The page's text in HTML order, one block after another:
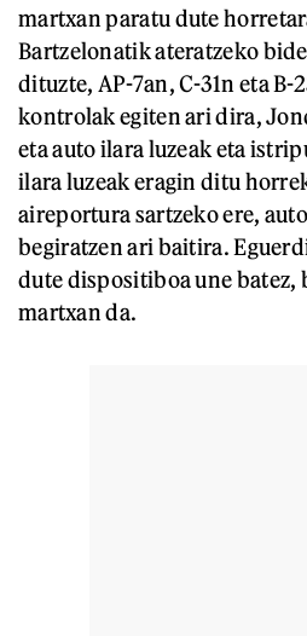
martxan paratu dute
Bartzelonatik ateratzeko
dituzte, AP-7an, C-31n eta B-
kontrolak egiten ari dira,
eta auto ilara luzeak eta
ilara luzeak eragin ditu
aireportura sartzeko ere,
begiratzen ari baitira.
dute dispositiboa une batez,
martxan da.